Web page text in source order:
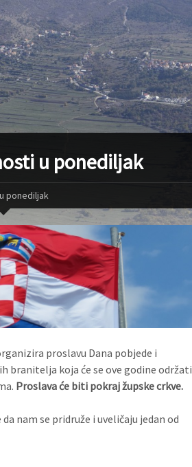
u ponediljak
ponediljak
proslavu Dana pobjede i
branitelja koja će se ove godine održati
Proslava će biti pokraj župske crkve.
nam se pridruže i uveličaju jedan od